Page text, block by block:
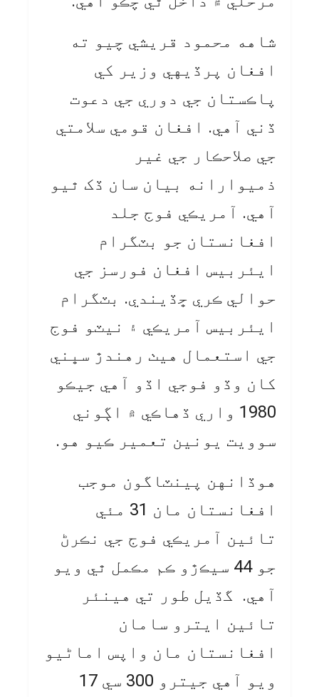
شاهه محمود قريشي چيو ته
افغان پرڏيهي وزير کي
پاڪستان جي دوري جي دعوت
ڏني آهي. افغان قومي سلامتي
جي صلاحڪار جي غير
ذميوارانه بيان سان ڏک ٿيو
آهي. آمريڪي فوج جلد
افغانستان جو بٽگرام
ايئربيس افغان فورسز جي
حوالي ڪري ڇڏيندي. بٽگرام
ايئربيس آمريڪي ۽ نيٽو فوج
جي استعمال هيٺ رهندڙ سڀني
کان وڏو فوجي اڏو آهي جيڪو
1980 واري ڏهاڪي ۾ اڳوني
سوويت يونين تعمير ڪيو هو.
هوڏانهن پينٽاگون موجب
افغانستان مان 31 مئي
تائين آمريڪي فوج جي نڪرڻ
جو 44 سيڪڙو ڪم مڪمل ٿي ويو
آهي. گڏيل طور تي هينئر
تائين ايترو سامان
افغانستان مان واپس اماڻيو
ويو آهي جيترو 300 سي 17